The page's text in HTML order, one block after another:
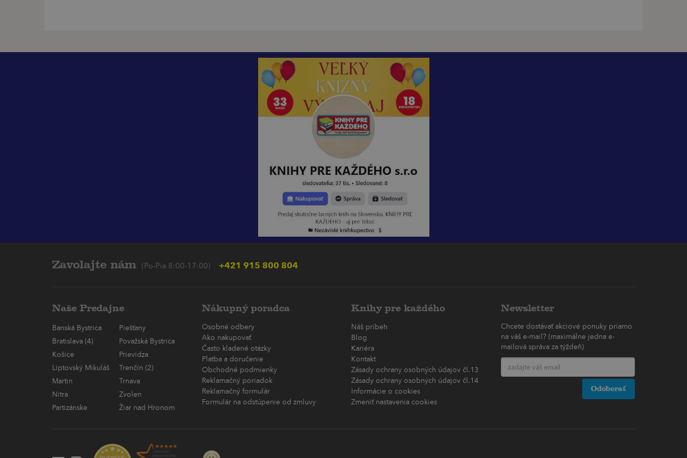
Zavolajte nám (Po-Pia 8:00-17:00) +421 915 800 804
Naše Predajne
Banská Bystrica
Piešťany
Bratislava (4)
Považská Bystrica
Košice
Prievidza
Liptovský Mikuláš
Trenčín (2)
Martin
Trnava
Nitra
Zvolen
Partizánske
Žiar nad Hronom
Nákupný poradca
Osobné odbery
Ako nakupovať
Často kladené otázky
Platba a doručenie
Obchodné podmienky
Reklamačný poriadok
Reklamačný formulár
Formulár na odstúpenie od zmluvy
Knihy pre každého
Náš príbeh
Blog
Kariéra
Kontakt
Zásady ochrany osobných údajov čl.13
Zásady ochrany osobných údajov čl.14
Informácie o cookies
Zmeniť nastavenia cookies
Newsletter
Chcete dostávať akciové ponuky priamo
na váš e-mail? (maximálne jedna e-
mailová správa za týždeň)
Odoberať